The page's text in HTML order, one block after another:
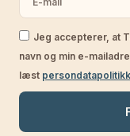
Jeg accepterer, at
navn og min e-
læst